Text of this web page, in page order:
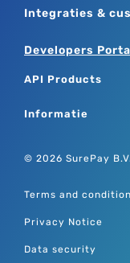
Integraties &
Developers
API Products
Informatie
© 2026 SurePay
Terms and
Privacy Notice
Data security